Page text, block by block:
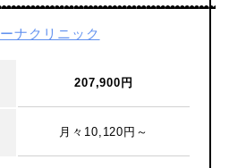
207,900円
月々10,120円～